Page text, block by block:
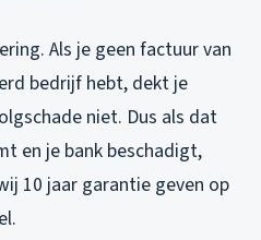
Als je geen factuur van
bedrijf hebt, dekt je
niet. Dus als dat
en je bank beschadigt,
10 jaar garantie geven op